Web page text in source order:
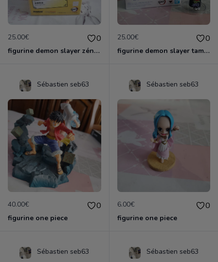
25.00€ 0
figurine demon slayer zénith officielle
25.00€ 0
figurine demon slayer tamayo
Sébastien seb63
40.00€ 0
figurine one piece
Sébastien seb63
6.00€ 0
figurine one piece
Sébastien seb63 Sébastien seb63